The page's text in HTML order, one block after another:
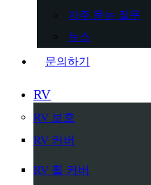
자주 묻는 질문
뉴스
문의하기
RV
RV 보호
RV 커버
RV 휠 커버